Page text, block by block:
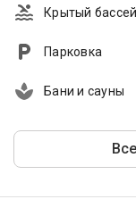
Крытый
Парковка
Бани и сауны